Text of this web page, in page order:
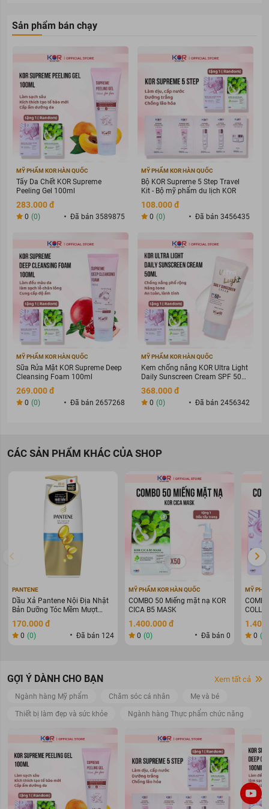
Sản phẩm bán chạy
MỸ PHẨM KOR HÀN QUỐC
Tẩy Da Chết KOR Supreme
Peeling Gel 100ml
283.000 đ
0 (0) Đã bán 3589875
MỸ PHẨM KOR HÀN QUỐC
Bộ KOR Supreme 5 Step Travel
Kit - Bộ mỹ phẩm du lịch KOR
108.000 đ
0 (0) Đã bán 3456435
MỸ PHẨM KOR HÀN QUỐC
Sữa Rửa Mặt KOR Supreme Deep
Cleansing Foam 100ml
269.000 đ
0 (0) Đã bán 2657268
MỸ PHẨM KOR HÀN QUỐC
Kem chống nắng KOR Ultra Light
Daily Sunscreen Cream SPF 50+
PA ++++
368.000 đ
0 (0) Đã bán 2456342
CÁC SẢN PHẨM KHÁC CỦA SHOP
PANTENE
Dầu Xả Pantene Nội Địa Nhật
Bản Dưỡng Tóc Mềm Mượt
170.000 đ
0 (0) Đã bán 124
MỸ PHẨM KOR HÀN QUỐC
COMBO 50 Miếng mặt nạ KOR
CICA B5 MASK
1.400.000 đ
0 (0) Đã bán 0
MỸ
0 (0)
GỢI Ý DÀNH CHO BẠN
Ngành hàng Mỹ phẩm Chăm sóc cá nhân Mẹ và bé
Thiết bị làm đẹp và sức khỏe Ngành hàng Thực phẩm chức năng
Xem tất cả